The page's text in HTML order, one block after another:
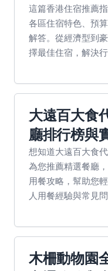
這篇香港住宿推薦
各區住宿特色、預
解答。從經濟型到
擇最佳住宿，解決
大遠百大食
廳排行榜與
想知道大遠百大食
為您推薦精選餐廳
用餐攻略，幫助您
人用餐經驗與常見問
木柵動物園